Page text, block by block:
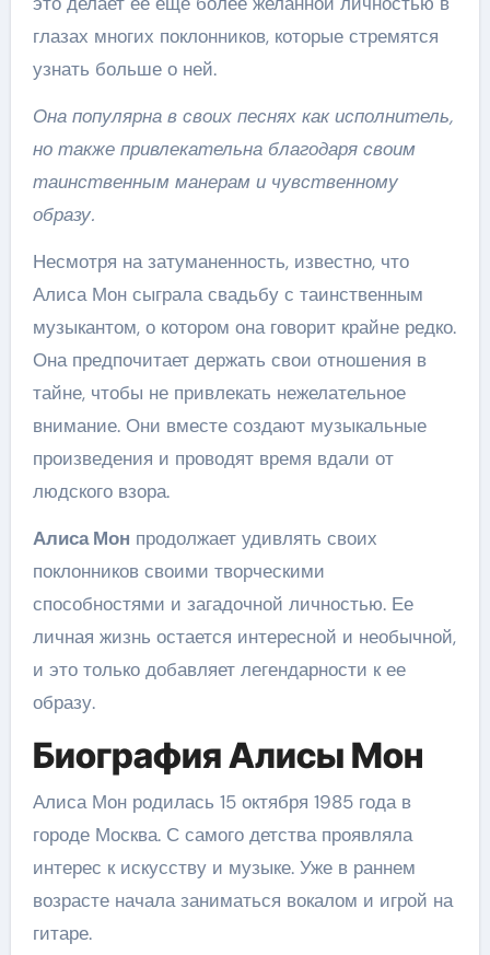
глазах многих поклонников, которые стремятся
узнать больше о ней.
Она популярна в своих песнях как исполнитель,
но также привлекательна благодаря своим
таинственным манерам и чувственному
образу.
Несмотря на затуманенность, известно, что
Алиса Мон сыграла свадьбу с таинственным
музыкантом, о котором она говорит крайне редко.
Она предпочитает держать свои отношения в
тайне, чтобы не привлекать нежелательное
внимание. Они вместе создают музыкальные
произведения и проводят время вдали от
людского взора.
Алиса Мон продолжает удивлять своих
поклонников своими творческими
способностями и загадочной личностью. Ее
личная жизнь остается интересной и необычной,
и это только добавляет легендарности к ее
образу.
Биография Алисы Мон
Алиса Мон родилась 15 октября 1985 года в
городе Москва. С самого детства проявляла
интерес к искусству и музыке. Уже в раннем
возрасте начала заниматься вокалом и игрой на
гитаре.